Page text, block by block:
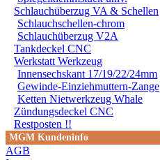
Schlauchüberzug VA & Schellen
Schlauchschellen-chrom
Schlauchüberzug V2A
Tankdeckel CNC
Werkstatt Werkzeug
Innensechskant 17/19/22/24mm
Gewinde-Einziehmuttern-Zange
Ketten Nietwerkzeug Whale
Zündungsdeckel CNC
Restposten !!
MGM Kundeninfo
AGB